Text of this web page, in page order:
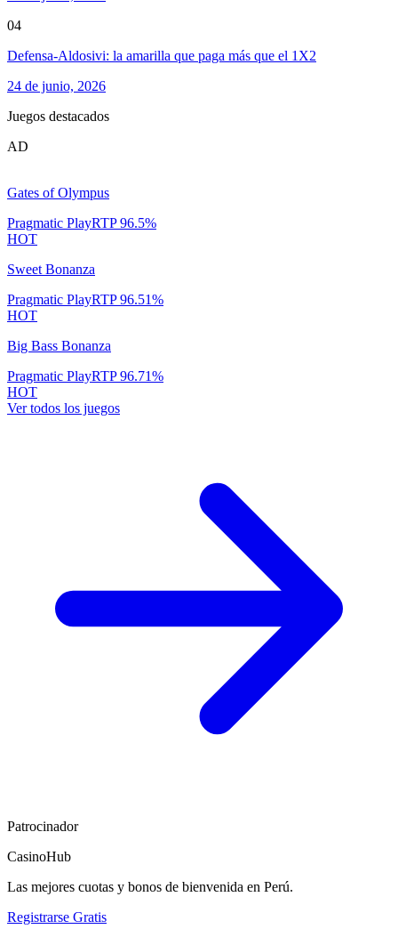
04
Defensa-Aldosivi: la amarilla que paga más que el 1X2
24 de junio, 2026
Juegos destacados
AD
Gates of Olympus
Pragmatic PlayRTP96.5%
HOT
Sweet Bonanza
Pragmatic PlayRTP96.51%
HOT
Big Bass Bonanza
Pragmatic PlayRTP96.71%
HOT
Ver todos los juegos
Patrocinador
CasinoHub
Las mejores cuotas y bonos de bienvenida en Perú.
Registrarse Gratis